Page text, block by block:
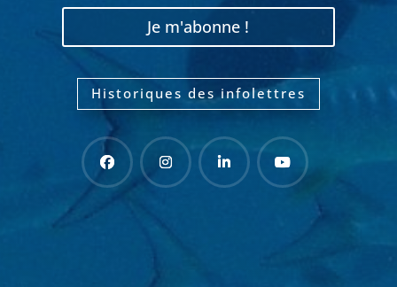
Je m'abonne !
Historiques des infolettres